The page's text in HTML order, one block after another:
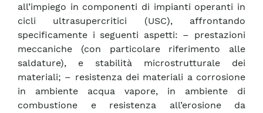
all’impiego in componenti di impianti operanti in
cicli ultrasupercritici (USC), affrontando
specificamente i seguenti aspetti: – prestazioni
meccaniche (con particolare riferimento alle
saldature), e stabilità microstrutturale dei
materiali; – resistenza dei materiali a corrosione
in ambiente acqua vapore, in ambiente di
combustione e resistenza all’erosione da